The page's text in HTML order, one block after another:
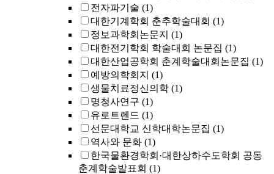
전자파기술 (1)
대한기계학회 춘추학술대회 (1)
정보과학회논문지 (1)
대한전기학회 학술대회 논문집 (1)
대한산업공학회 춘계학술대회논문집 (1)
예방의학회지 (1)
생물치료정신의학 (1)
명청사연구 (1)
유로트렌드 (1)
선문대학교 신학대학논문집 (1)
역사와 문화 (1)
한국물환경학회·대한상하수도학회 공동
춘계학술발표회 (1)